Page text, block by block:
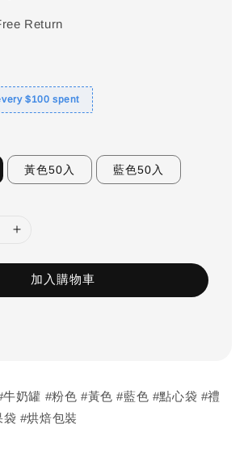
Return
$100 spent
黃色50入 藍色50入
加入購物車
奶罐 #粉色 #黃色 #藍色 #點心袋 #禮
#烘焙包裝